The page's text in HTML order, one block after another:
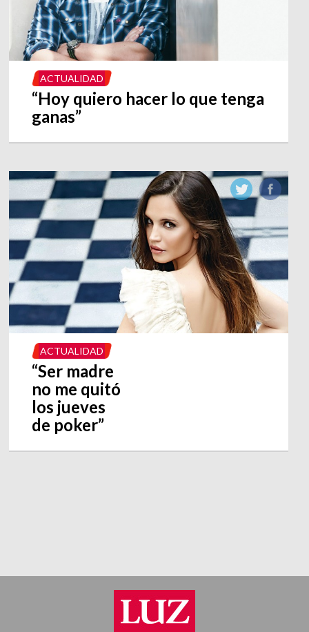
ACTUALIDAD
“Hoy quiero hacer lo que tenga
ganas”
ACTUALIDAD
“Ser madre
no me quitó
los jueves
de poker”